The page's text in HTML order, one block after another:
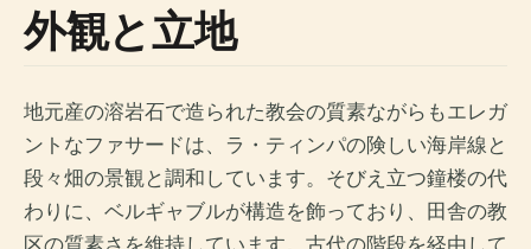
外観と立地
地元産の溶岩石で造られた教会の質素ながらもエレガ
ントなファサードは、ラ・ティンパの険しい海岸線と
段々畑の景観と調和しています。そびえ立つ鐘楼の代
わりに、ベルギャブルが構造を飾っており、田舎の教
区の質素さを維持しています。古代の階段を経由して